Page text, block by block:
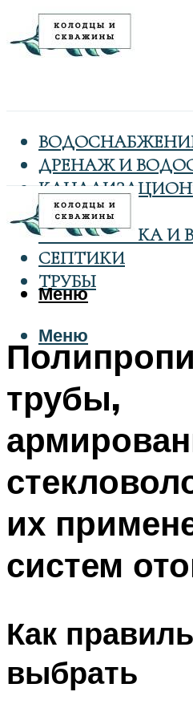
ДРЕНАЖ И
КОЛОДЦЫ
САНТЕХНИКА И
СЕПТИКИ
ТРУБЫ
Меню
Меню
трубы,
их
систем
Как
выбрать